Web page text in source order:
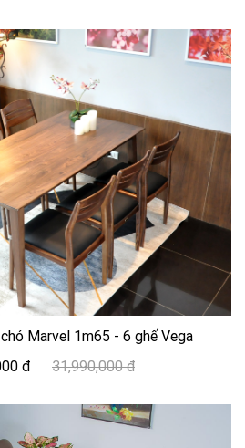
Marvel 1m65 - 6 ghế Vega
đ
31,990,000 đ